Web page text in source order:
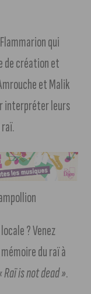
qui
de création et
et Malik
interpréter leurs
? Venez
du raï à
Raï is not dead ».